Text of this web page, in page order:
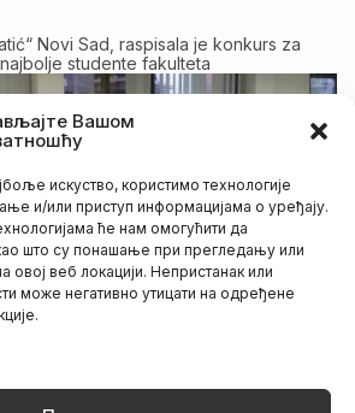
Вашом
искуство, користимо технологије
и/или приступ информацијама о уређају.
ће нам омогућити да
што су понашање при прегледању или
овој веб локацији. Непристанак или
може негативно утицати на одређене
Novi Sad, raspisala je konkurs za
studente fakulteta
obuka za pisanje pravosudnih